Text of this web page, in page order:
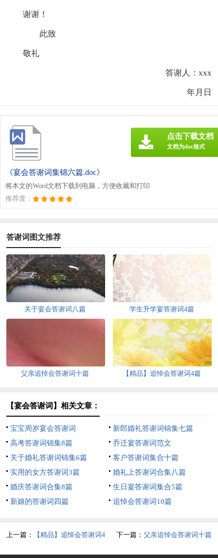
谢谢！
此致
敬礼
答谢人：xxx
年月日
《宴会答谢词集锦六篇.doc》
将本文的Word文档下载到电脑，方便收藏和打印
推荐度：
点击下载文档
文档为doc格式
答谢词图文推荐
关于宴会答谢词八篇 学生升学宴答谢词4篇
父亲追悼会答谢词十篇 【精品】追悼会答谢词4篇
【宴会答谢词】相关文章：
宝宝周岁宴会答谢词
新郎婚礼答谢词锦集七篇
高考答谢词锦集8篇
乔迁宴答谢词范文
关于婚礼答谢词锦集6篇
客户答谢词集合十篇
实用的女方答谢词3篇
婚礼上答谢词合集八篇
婚庆答谢词合集8篇
生日宴答谢词集合5篇
新娘的答谢词四篇
追悼会答谢词10篇
上一篇： 【精品】追悼会答谢词4 下一篇： 父亲追悼会答谢词十篇